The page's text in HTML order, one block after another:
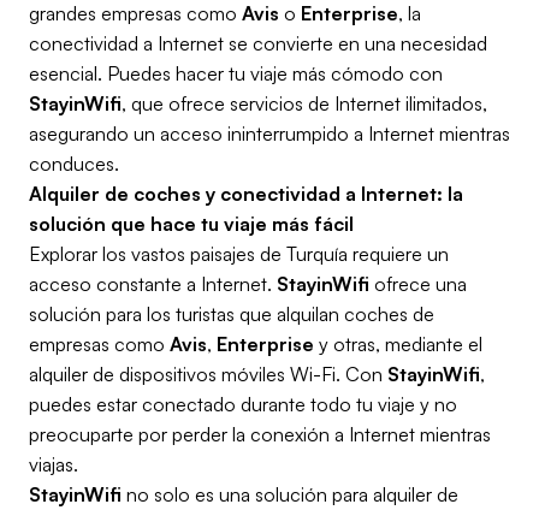
grandes empresas como Avis o Enterprise, la
conectividad a Internet se convierte en una necesidad
esencial. Puedes hacer tu viaje más cómodo con
StayinWifi, que ofrece servicios de Internet ilimitados,
asegurando un acceso ininterrumpido a Internet mientras
conduces.
Alquiler de coches y conectividad a Internet: la
solución que hace tu viaje más fácil
Explorar los vastos paisajes de Turquía requiere un
acceso constante a Internet. StayinWifi ofrece una
solución para los turistas que alquilan coches de
empresas como Avis, Enterprise y otras, mediante el
alquiler de dispositivos móviles Wi-Fi. Con StayinWifi,
puedes estar conectado durante todo tu viaje y no
preocuparte por perder la conexión a Internet mientras
viajas.
StayinWifi no solo es una solución para alquiler de